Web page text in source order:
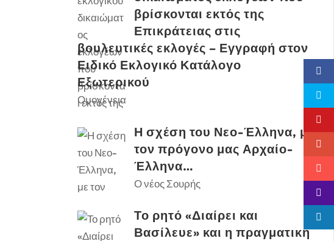
βρίσκονται εκτός της
Επικράτειας στις
βουλευτικές εκλογές – Εγγραφή στον
Ειδικό Εκλογικό Κατάλογο
Εξωτερικού
Ομογένεια
Η σχέση του Νεο-Έλληνα, με
τον πρόγονο μας Αρχαίο-
Έλληνα…
Ο νέος Σουρής
Το ρητό «Διαίρει και
Βασίλευε» και η πραγματική